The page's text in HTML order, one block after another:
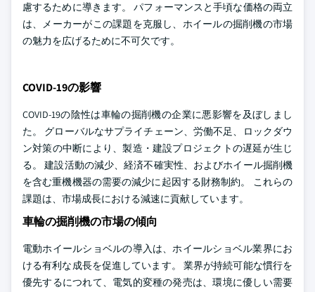
慮するために導きます。 パフォーマンスと手頃な価格の両立
は、メーカーがこの課題を克服し、ホイールの掘削機の市場
の魅力を広げるために不可欠です。
COVID-19の影響
COVID-19の陰性は車輪の掘削機の企業に悪影響を及ぼしまし
た。 グローバルなサプライチェーン、労働不足、ロックダウ
ン対策の中断により、製造・建設プロジェクトの遅延が生じ
る。 建設活動の減少、経済不確実性、およびホイール掘削機
を含む重機機器の需要の減少に起因する財務制約。 これらの
課題は、市場成長における減速に貢献しています。
車輪の掘削機の市場の傾向
電動ホイールショベルの導入は、ホイールショベル業界にお
ける有利な成長を促進しています。 業界が持続可能な慣行を
優先するにつれて、電気的変種の発売は、環境に優しい需要